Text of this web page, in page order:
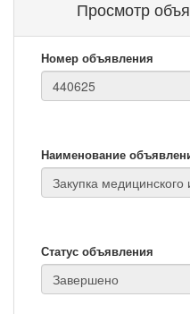
Просмотр
Номер объявления
Наименование
Статус объявления